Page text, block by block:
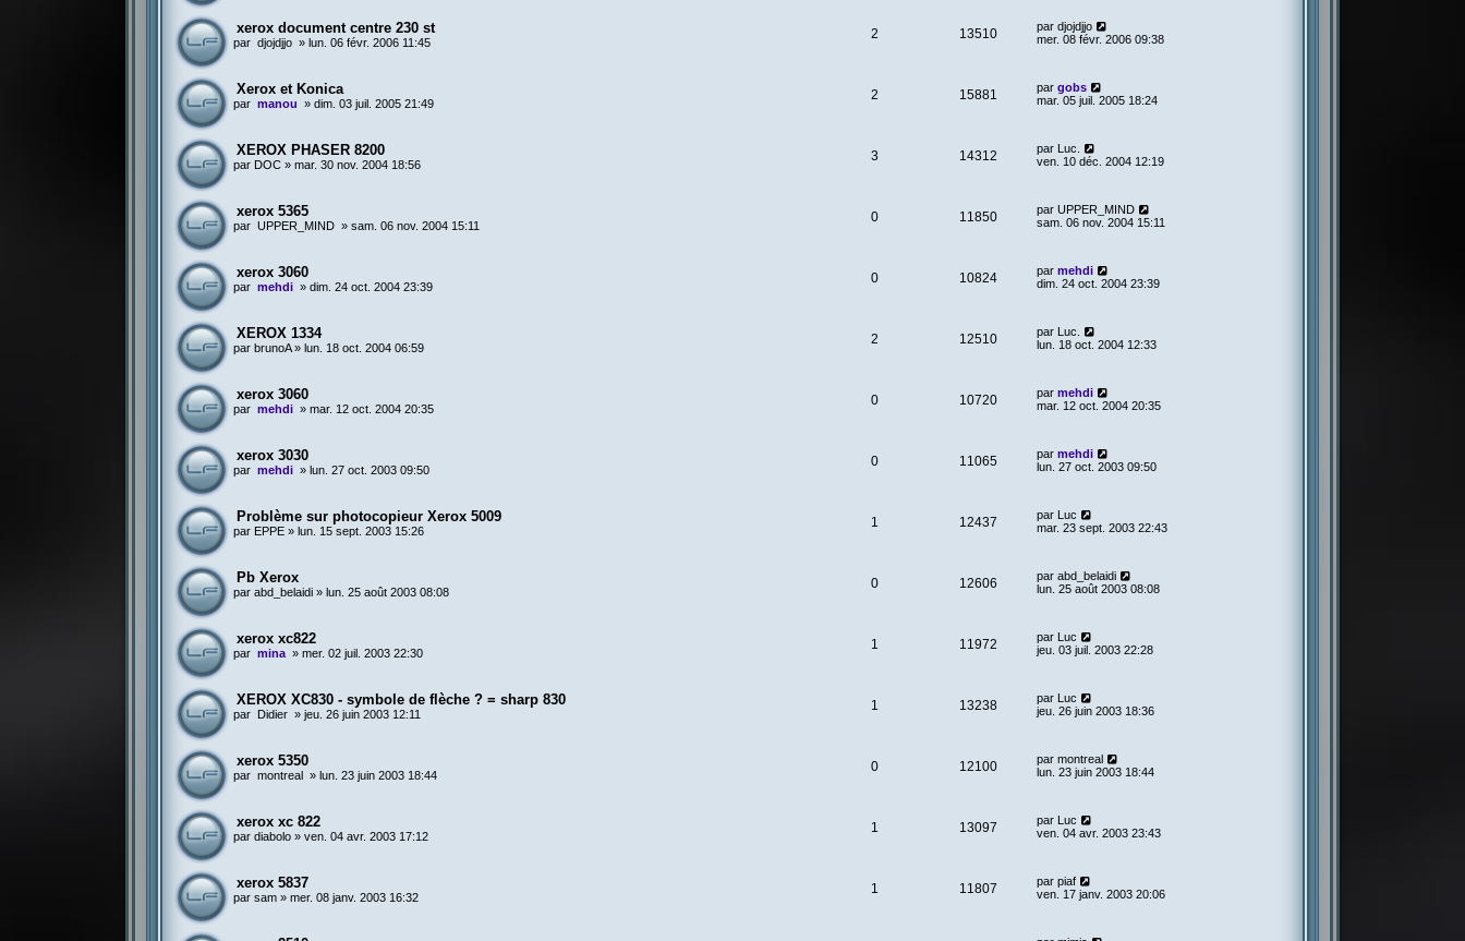
xerox document centre 230 st
par djojdjjo » lun. 06 févr. 2006 11:45
2 13510 par djojdjjo
mer. 08 févr. 2006 09:38
Xerox et Konica
par manou »dim. 03 juil. 2005 21:49
2 15881 par gobs
mar. 05 juil. 2005 18:24
XEROX PHASER 8200
par DOC »mar. 30 nov. 2004 18:56
3 14312 par Luc.
ven. 10 déc. 2004 12:19
xerox 5365
par UPPER_MIND »sam. 06 nov. 2004 15:11
0 11850 par UPPER_MIND
sam. 06 nov. 2004 15:11
xerox 3060
par mehdi »dim. 24 oct. 2004 23:39
0 10824 par mehdi
dim. 24 oct. 2004 23:39
XEROX 1334
par brunoA» lun. 18 oct. 2004 06:59
2 12510 par Luc.
lun. 18 oct. 2004 12:33
xerox 3060
par mehdi »mar. 12 oct. 2004 20:35
0 10720 par mehdi
mar. 12 oct. 2004 20:35
xerox 3030
par mehdi » lun. 27 oct. 2003 09:50
0 11065 par mehdi
lun. 27 oct. 2003 09:50
Problème sur photocopieur Xerox 5009
par EPPE » lun. 15 sept. 2003 15:26
1 12437 par Luc
mar. 23 sept. 2003 22:43
Pb Xerox
parabd_belaidi » lun. 25 août 2003 08:08
0 12606 par abd_belaidi
lun. 25 août 2003 08:08
xerox xc822
par mina »mer. 02 juil. 2003 22:30
1 11972 par Luc
jeu. 03 juil. 2003 22:28
XEROX XC830 - symbole de flèche ? = sharp 830
par Didier »jeu. 26 juin 2003 12:11
1 13238 par Luc
jeu. 26 juin 2003 18:36
xerox 5350
par montreal » lun. 23 juin 2003 18:44
0 12100 par montreal
lun. 23 juin 2003 18:44
xerox xc 822
pardiabolo »ven. 04 avr. 2003 17:12
1 13097 par Luc
ven. 04 avr. 2003 23:43
xerox 5837
parsam »mer. 08 janv. 2003 16:32
1 11807 par piaf
ven. 17 janv. 2003 20:06